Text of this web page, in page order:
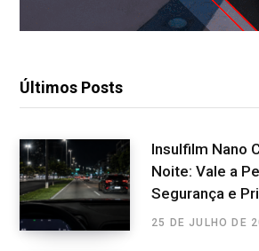
Últimos Posts
Insulfilm Nano
Noite: Vale a
Segurança e
25 DE JULHO DE